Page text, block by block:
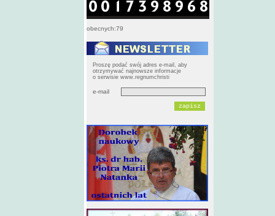
obecnych:79
Proszę podać swój adres e-mail, aby
otrzymywać najnowsze informacje
o serwisie www.regnumchristi
e-mail